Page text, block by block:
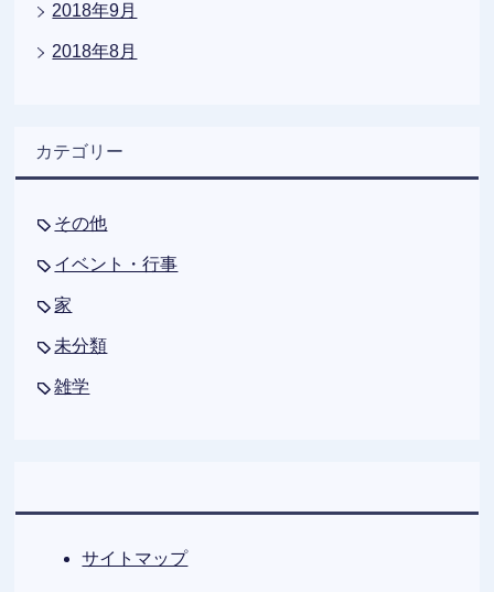
2018年9月
2018年8月
カテゴリー
その他
イベント・行事
家
未分類
雑学
サイトマップ